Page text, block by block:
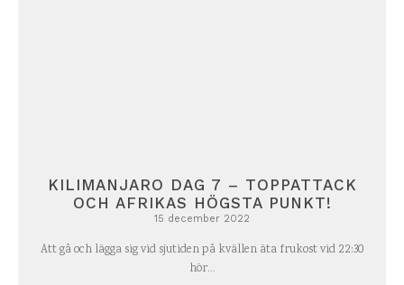
KILIMANJARO DAG 7 – TOPPATTACK
OCH AFRIKAS HÖGSTA PUNKT!
15 december 2022
Att gå och lägga sig vid sjutiden på kvällen äta frukost vid 22:30
hör...